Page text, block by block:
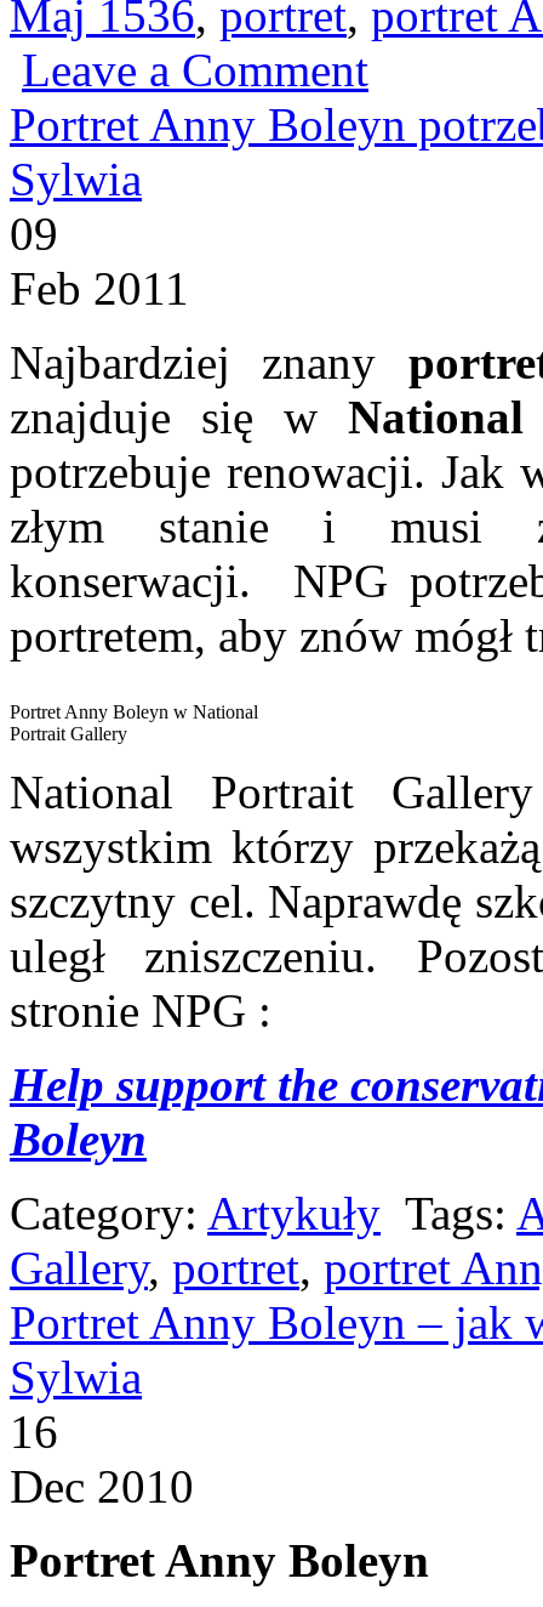
Maj 1536, portret, portret
Leave a Comment
Portret Anny Boleyn
Sylwia
09
Feb 2011
Najbardziej znany
znajduje się w
potrzebuje renowacji. Jak
złym stanie i musi
konserwacji. NPG
portretem, aby znów mógł
Portret Anny Boleyn w National
Portrait Gallery
National Portrait
wszystkim którzy
szczytny cel. Naprawdę
uległ zniszczeniu.
stronie NPG :
Help support the
Boleyn
Category: Artykuły Tags:
Gallery, portret, portret
Portret Anny Boleyn – jak
Sylwia
16
Dec 2010
Portret Anny Boleyn